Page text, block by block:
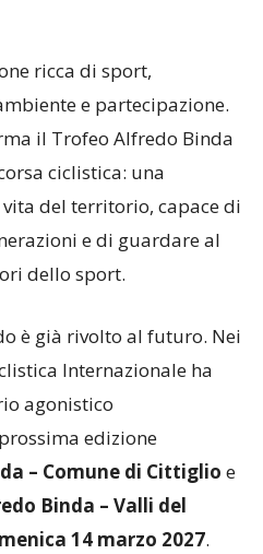
qualificato e
ricca di sport,
e partecipazione.
il Trofeo Alfredo Binda
ciclistica: una
del territorio, capace di
e di guardare al
è già rivolto al futuro. Nei
Internazionale ha
agonistico
edizione
– Comune di Cittiglio
Binda – Valli del